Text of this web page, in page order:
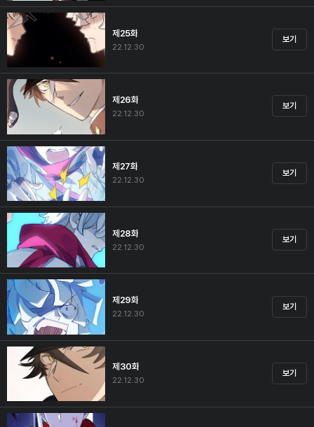
제25화
22.12.30
보기
제26화
22.12.30
보기
제27화
22.12.30
보기
제28화
22.12.30
보기
제29화
22.12.30
보기
제30화
22.12.30
보기